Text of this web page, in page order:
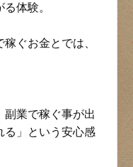
体験。
ぐお金とでは、
副業で稼ぐ事が出
る」という安心感